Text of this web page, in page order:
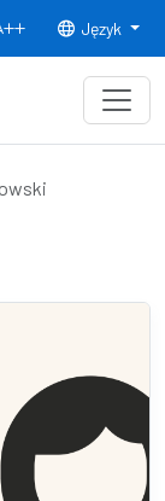
Normalny rozmiar czcionki
Rozmiar czcionki 150% Rozmiar
Język